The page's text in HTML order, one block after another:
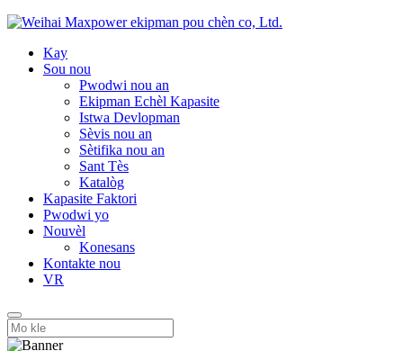
Kay
Sou nou
Pwodwi nou an
Ekipman Echèl Kapasite
Istwa Devlopman
Sèvis nou an
Sètifika nou an
Sant Tès
Katalòg
Kapasite Faktori
Pwodwi yo
Nouvèl
Konesans
Kontakte nou
VR